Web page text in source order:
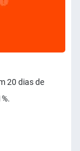
20 dias de